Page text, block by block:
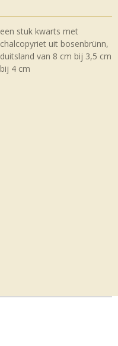
een stuk kwarts met
chalcopyriet uit bosenbrünn,
duitsland van 8 cm bij 3,5 cm
bij 4 cm